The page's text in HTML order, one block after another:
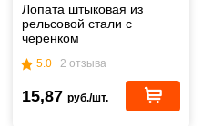
Лопата штыковая из
рельсовой стали с
черенком
5.0 2 отзыва
15,87 руб./шт.